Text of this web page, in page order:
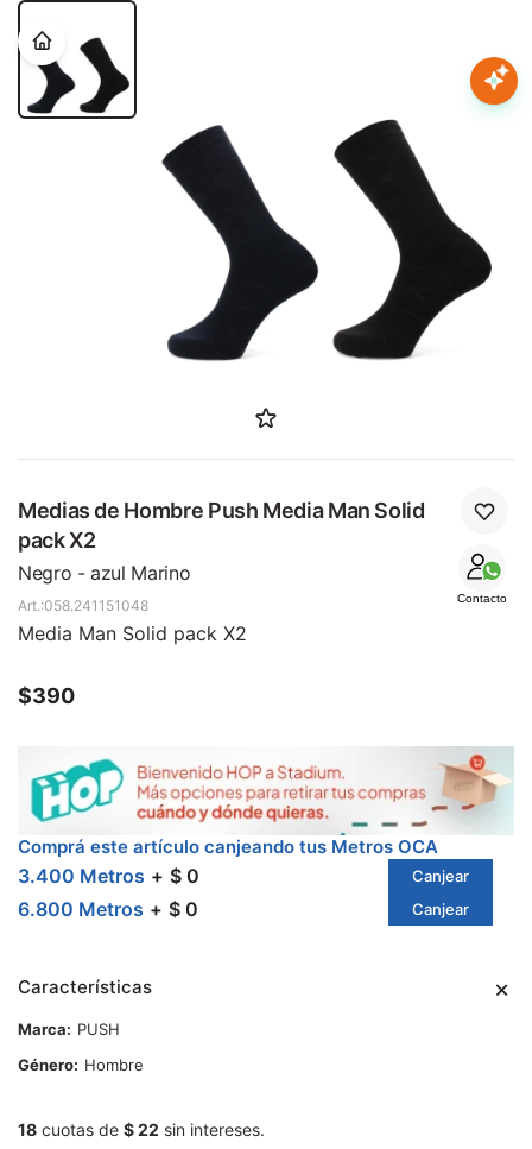
Nota:
este
sitio
incluye
Medias de Hombre Push Media Man Solid
pack X2
Negro - azul Marino
Contacto
058.241151048
Media Man Solid pack X2
$390
Comprá este artículo canjeando tus Metros OCA
3.400 Metros $ 0 Canjear
6.800 Metros $ 0 Canjear
Características
Marca
PUSH
Género
Hombre
18 cuotas de $ 22 sin intereses.
Mujer
Novedades
SALE